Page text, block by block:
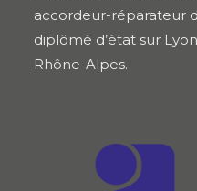
accordeur-réparateur
diplômé d’état sur
Rhône-Alpes.